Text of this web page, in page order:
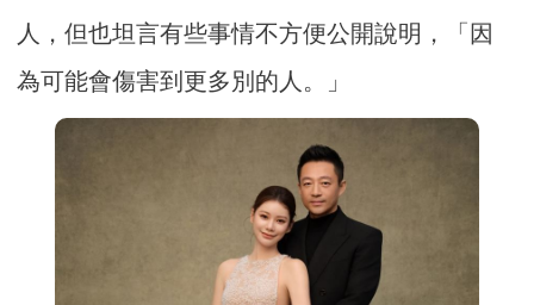
人，但也坦言有些事情不方便公開說明，「因
為可能會傷害到更多別的人。」